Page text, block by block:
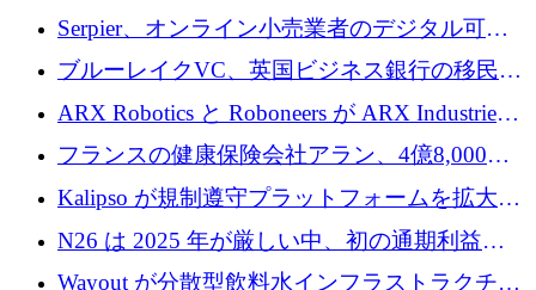
SE3 が自律システム用の空間 AI プラットフォ
ームを発表
Serpier、オンライン小売業者のデジタル可視
性向上を支援するために 140 万ユーロを調達
ブルーレイクVC、英国ビジネス銀行の移民主
導スタートアップ支援で初のファンド獲得に
ARX Robotics と Roboneers が ARX Industries
を設立し、無人地上車両の生産を拡大
フランスの健康保険会社アラン、4億8,000万
ユーロの資金調達ラウンドで合意
Kalipso が規制遵守プラットフォームを拡大す
るために 320 万ドルを調達
N26 は 2025 年が厳しい中、初の通期利益を
達成
Wayout が分散型飲料水インフラストラクチャ